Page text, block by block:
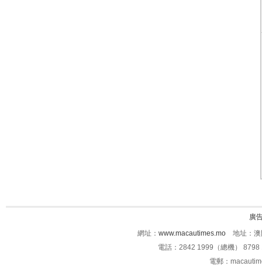
廣
網址： www.macautimes.mo 地址：澳
電話：2842 1999（總機）
電郵：